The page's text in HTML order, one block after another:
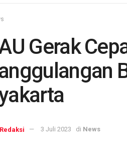
Gerak
Redaksi 3 Juli 2023 di News